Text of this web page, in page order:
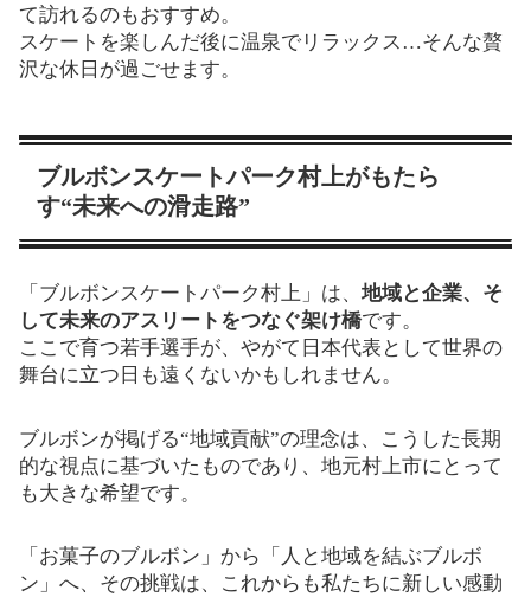
て訪れるのもおすすめ。
スケートを楽しんだ後に温泉でリラックス…そんな贅
沢な休日が過ごせます。
ブルボンスケートパーク村上がもたら
す“未来への滑走路”
「ブルボンスケートパーク村上」は、 地域と企業、そ
して未来のアスリートをつなぐ架け橋です。
ここで育つ若手選手が、やがて日本代表として世界の
舞台に立つ日も遠くないかもしれません。
ブルボンが掲げる“地域貢献”の理念は、こうした長期
的な視点に基づいたものであり、地元村上市にとって
も大きな希望です。
「お菓子のブルボン」から「人と地域を結ぶブルボ
ン」へ、その挑戦は、これからも私たちに新しい感動